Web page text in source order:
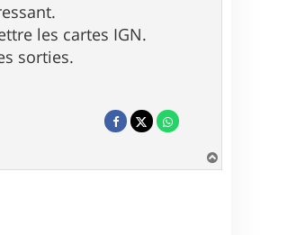
les cartes IGN.
sorties.
a